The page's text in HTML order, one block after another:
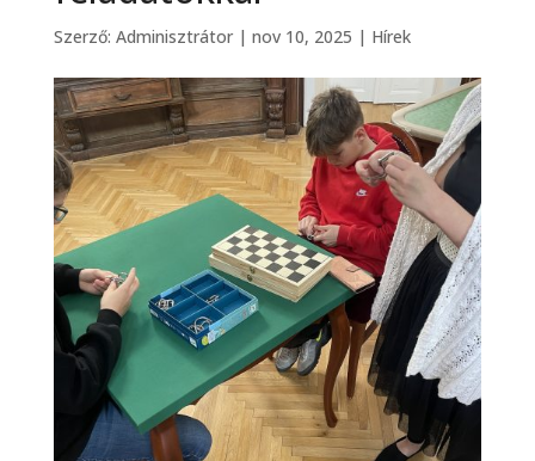
Szerző: Adminisztrátor| nov 10, 2025 | Hírek